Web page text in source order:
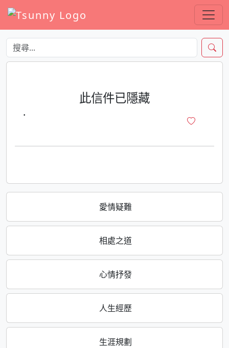
愛情疑難
相處之道
心情抒發
人生經歷
生涯規劃
此信件已隱藏
·